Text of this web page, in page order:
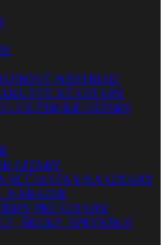
NÁSTROJE
GITARY
GITARY
GITARY
SÚČIASTKY NA GITARY
NÁRADIE
PRE GITARY
ŠKOLY, SPEVNÍKY,